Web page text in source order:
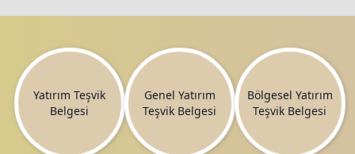
Yatırım Teşvik
Belgesi
Genel Yatırım
Teşvik Belgesi
Bölgesel Yatırım
Teşvik Belgesi